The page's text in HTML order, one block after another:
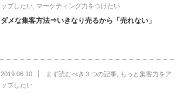
ップしたい, マーケティング力をつけたい
ダメな集客方法⇒いきなり売るから「売れない」
2019.06.10 まず読むべき３つの記事,
もっと集客力をア
ップしたい